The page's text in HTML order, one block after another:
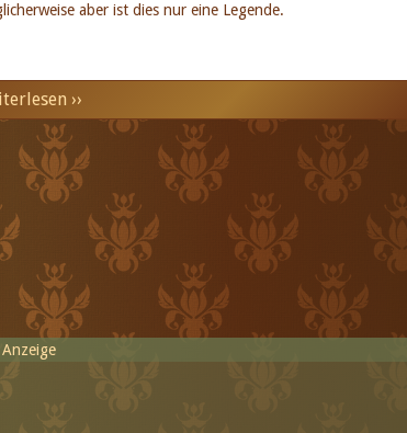
aber ist dies nur eine Legende.
››
Anzeige